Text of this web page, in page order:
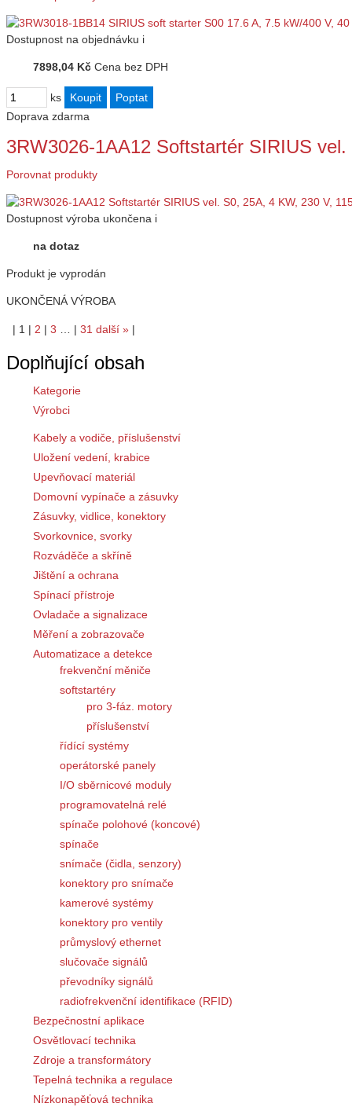
Dostupnost na objednávku i
7898,04 Kč Cena bez DPH
ks
Doprava zdarma
3RW3026-1AA12 Softstartér SIRIUS
Porovnat produkty
Dostupnost výroba ukončena i
na dotaz
Produkt je vyprodán
UKONČENÁ VÝROBA
| 1 | 2 | 3 | 31 další » |
Doplňující obsah
Kategorie
Výrobci
Kabely a vodiče, příslušenství
Uložení vedení, krabice
Upevňovací materiál
Domovní vypínače a zásuvky
Zásuvky, vidlice, konektory
Svorkovnice, svorky
Rozváděče a skříně
Jištění a ochrana
Spínací přístroje
Ovladače a signalizace
Měření a zobrazovače
Automatizace a detekce
frekvenční měniče
softstartéry
pro 3-fáz. motory
příslušenství
řídící systémy
operátorské panely
I/O sběrnicové moduly
programovatelná relé
spínače polohové (koncové)
spínače
snímače (čidla, senzory)
konektory pro snímače
kamerové systémy
konektory pro ventily
průmyslový ethernet
slučovače signálů
převodníky signálů
radiofrekvenční identifikace (RFID)
Bezpečnostní aplikace
Osvětlovací technika
Zdroje a transformátory
Tepelná technika a regulace
Nízkonapěťová technika